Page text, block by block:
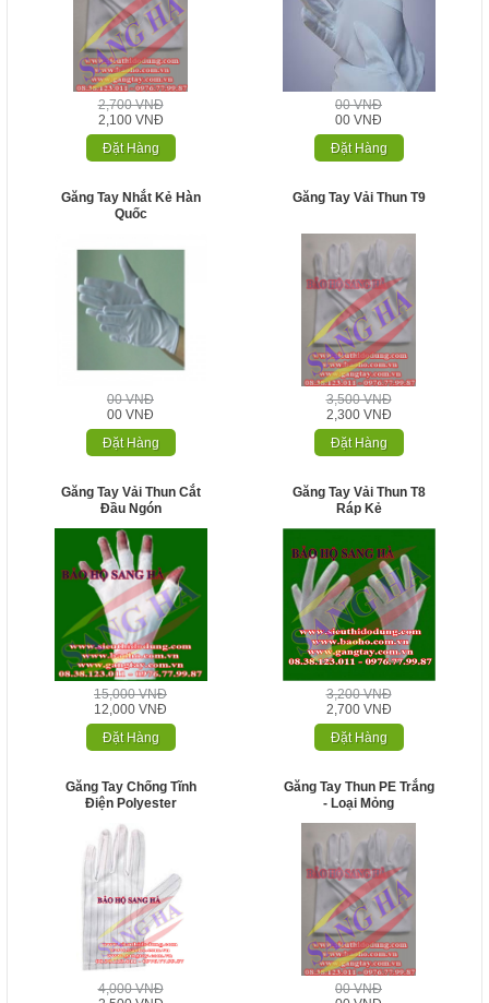
2,700 VNĐ
2,100 VNĐ
Đặt Hàng
00 VNĐ
00 VNĐ
Đặt Hàng
Găng Tay Nhắt Kẻ Hàn
Quốc
00 VNĐ
00 VNĐ
Đặt Hàng
Găng Tay Vải Thun T9
3,500 VNĐ
2,300 VNĐ
Đặt Hàng
Găng Tay Vải Thun Cắt
Đầu Ngón
15,000 VNĐ
12,000 VNĐ
Đặt Hàng
Găng Tay Vải Thun T8
Ráp Kẻ
3,200 VNĐ
2,700 VNĐ
Đặt Hàng
Găng Tay Chống Tĩnh
Điện Polyester
4,000 VNĐ
Găng Tay Thun PE Trắng
- Loại Mỏng
00 VNĐ